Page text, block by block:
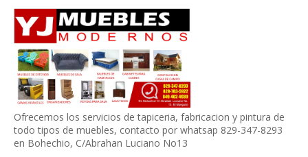
Ofrecemos los servicios de tapiceria, fabricacion y pintura de
todo tipos de muebles, contacto por whatsap 829-347-8293
en Bohechio, C/Abrahan Luciano No13